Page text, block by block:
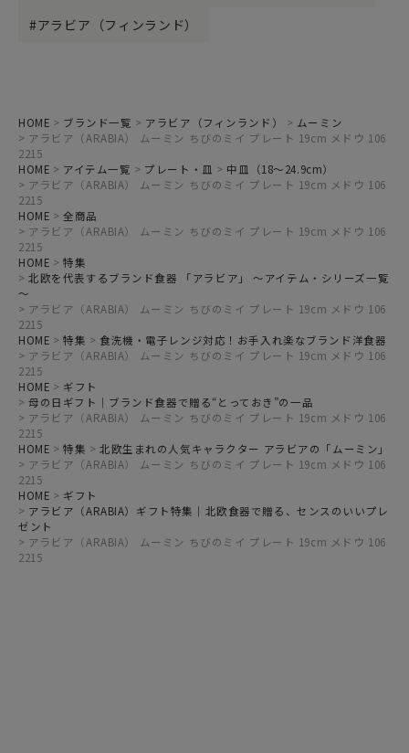
アラビア（フィンランド）
HOME ブランド一覧 アラビア（フィンランド）
ムーミン
アラビア（ARABIA） ムーミン ちびのミイ プレート 19cm メドウ 106
2215
HOME
アイテム一覧 プレート・皿
中皿（18～24.9cm）
アラビア（ARABIA） ムーミン ちびのミイ プレート 19cm メドウ 106
2215
HOME
全商品
アラビア（ARABIA） ムーミン ちびのミイ プレート 19cm メドウ 106
2215
HOME
特集
北欧を代表するブランド食器 「アラビア」 ～アイテム・シリーズ一覧
～
アラビア（ARABIA） ムーミン ちびのミイ プレート 19cm メドウ 106
2215
HOME
特集
食洗機・電子レンジ対応！お手入れ楽なブランド洋食器
アラビア（ARABIA） ムーミン ちびのミイ プレート 19cm メドウ 106
2215
HOME
ギフト
母の日ギフト｜ブランド食器で贈る“とっておき”の一品
アラビア（ARABIA） ムーミン ちびのミイ プレート 19cm メドウ 106
2215
HOME
特集
北欧生まれの人気キャラクター アラビアの「ムーミン」
アラビア（ARABIA） ムーミン ちびのミイ プレート 19cm メドウ 106
2215
HOME
ギフト
アラビア（ARABIA）ギフト特集｜北欧食器で贈る、センスのいいプレ
ゼント
アラビア（ARABIA） ムーミン ちびのミイ プレート 19cm メドウ 106
2215